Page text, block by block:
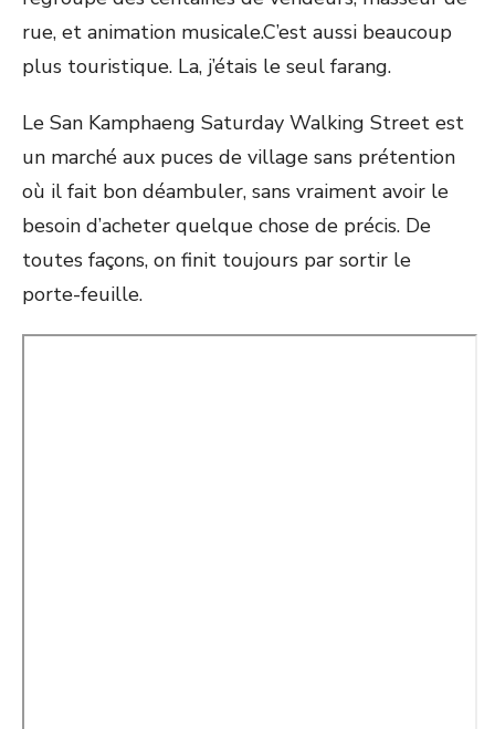
rue, et animation musicale.C’est aussi beaucoup
plus touristique. La, j’étais le seul farang.
Le San Kamphaeng Saturday Walking Street est
un marché aux puces de village sans prétention
où il fait bon déambuler, sans vraiment avoir le
besoin d’acheter quelque chose de précis. De
toutes façons, on finit toujours par sortir le
porte-feuille.